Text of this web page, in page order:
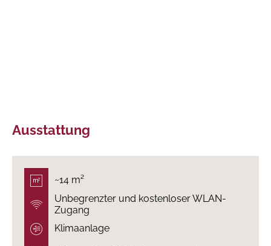
Ausstattung
~14 m²
Unbegrenzter und kostenloser WLAN-
Zugang
Klimaanlage